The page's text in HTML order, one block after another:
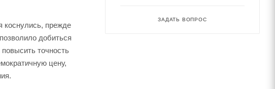
коснулись, прежде
добиться
точность
цену,
ЗАДАТЬ ВОПРОС